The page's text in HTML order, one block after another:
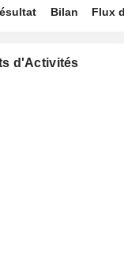
Bilan Flux
d'Activités